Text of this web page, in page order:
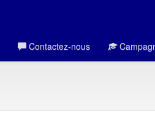
Contactez-nous